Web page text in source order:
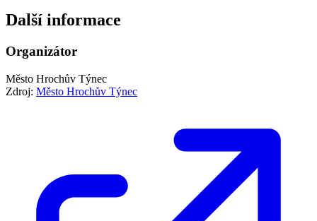
Další informace
Organizátor
Město Hrochův Týnec
Zdroj: Město Hrochův Týnec